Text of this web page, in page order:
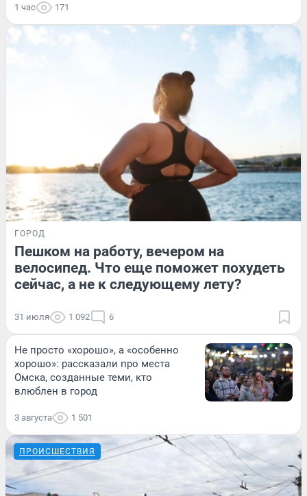
1 час 171
ГОРОД
Пешком на работу, вечером на
велосипед. Что еще поможет похудеть
сейчас, а не к следующему лету?
31 июля 1 092 6
Не просто «хорошо», а «особенно
хорошо»: рассказали про места
Омска, созданные теми, кто
влюблен в город
3 августа 1 501
ПРОИСШЕСТВИЯ